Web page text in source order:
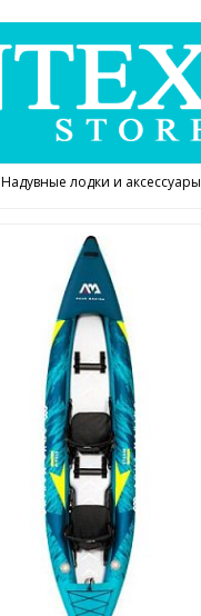
Надувные лодки и аксессуары